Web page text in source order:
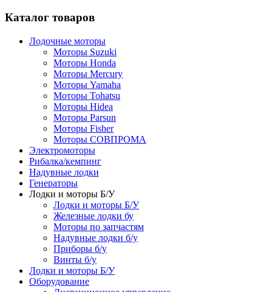
Каталог товаров
Лодочные моторы
Моторы Suzuki
Моторы Honda
Моторы Mercury
Моторы Yamaha
Моторы Tohatsu
Моторы Hidea
Моторы Parsun
Моторы Fisher
Моторы СОВПРОМА
Электромоторы
Рибалка/кемпинг
Надувные лодки
Генераторы
Лодки и моторы Б/У
Лодки и моторы Б/У
Железные лодки бу
Моторы по запчастям
Надувные лодки б/у
Приборы б/у
Винты б/у
Лодки и моторы Б/У
Оборудование